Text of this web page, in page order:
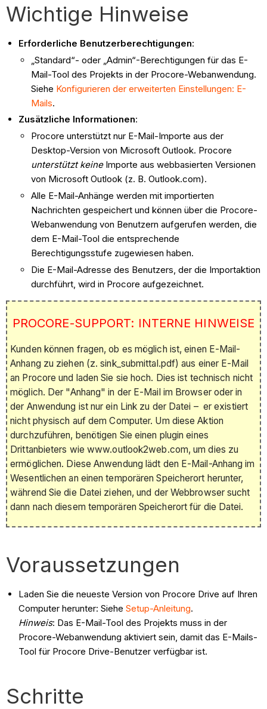
Wichtige Hinweise
Erforderliche Benutzerberechtigungen:
„Standard“- oder „Admin“-Berechtigungen für das E-
Mail-Tool des Projekts in der Procore-Webanwendung.
Siehe Konfigurieren der erweiterten Einstellungen: E-
Mails.
Zusätzliche Informationen:
Procore unterstützt nur E-Mail-Importe aus der
Desktop-Version von Microsoft Outlook. Procore
unterstützt keineImporte aus webbasierten Versionen
von Microsoft Outlook (z. B. Outlook.com).
Alle E-Mail-Anhänge werden mit importierten
Nachrichten gespeichert und können über die Procore-
Webanwendung von Benutzern aufgerufen werden, die
dem E-Mail-Tool die entsprechende
Berechtigungsstufe zugewiesen haben.
Die E-Mail-Adresse des Benutzers, der die Importaktion
durchführt, wird in Procore aufgezeichnet.
PROCORE-SUPPORT: INTERNE HINWEISE
Kunden können fragen, ob es möglich ist, einen E-Mail-
Anhang zu ziehen (z. sink_submittal.pdf) aus einer E-Mail
an Procore und laden Sie sie hoch. Dies ist technisch nicht
möglich. Der "Anhang" in der E-Mail im Browser oder in
der Anwendung ist nur ein Link zu der Datei – er existiert
nicht physisch auf dem Computer. Um diese Aktion
durchzuführen, benötigen Sie einen plugin eines
Drittanbieters wie www.outlook2web.com, um dies zu
ermöglichen. Diese Anwendung lädt den E-Mail-Anhang im
Wesentlichen an einen temporären Speicherort herunter,
während Sie die Datei ziehen, und der Webbrowser sucht
dann nach diesem temporären Speicherort für die Datei.
Voraussetzungen
Laden Sie die neueste Version von Procore Drive auf Ihren
Computer herunter: SieheSetup-Anleitung.
Hinweis: Das E-Mail-Tool des Projekts muss in der
Procore-Webanwendung aktiviert sein, damit das E-Mails-
Tool für Procore Drive-Benutzer verfügbar ist.
Schritte​​